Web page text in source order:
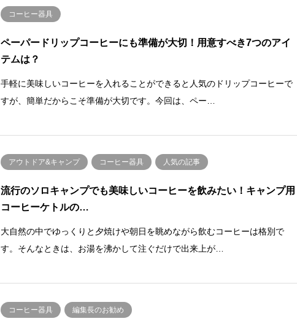
コーヒー器具
ペーパードリップコーヒーにも準備が大切！用意すべき7つのアイ
テムは？
手軽に美味しいコーヒーを入れることができると人気のドリップコーヒーで
すが、簡単だからこそ準備が大切です。今回は、ペー…
アウトドア&キャンプ コーヒー器具 人気の記事
流行のソロキャンプでも美味しいコーヒーを飲みたい！キャンプ用
コーヒーケトルの…
大自然の中でゆっくりと夕焼けや朝日を眺めながら飲むコーヒーは格別で
す。そんなときは、お湯を沸かして注ぐだけで出来上が…
コーヒー器具 編集長のお勧め